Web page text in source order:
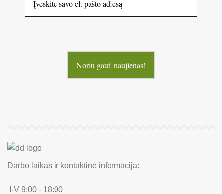
Noriu gauti naujienas!
Darbo laikas ir kontaktinė informacija:
I-V 9:00 - 18:00